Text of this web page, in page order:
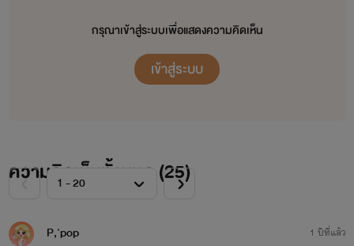
เรื่องที่ 0.1
แนว:รักโรแมนติก
กรุณาเข้าสู่ระบบเพื่อแสดงความคิดเห็น
เข้าสู่ระบบ
ความคิดเห็นทั้งหมด (25)
P,'pop 1 ปีที่แล้ว